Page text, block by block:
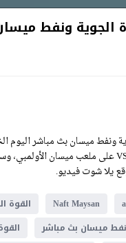
ميسان بث مباشر اليوم 28-5-
يلا شوت فيديو.
Naft Maysan القوة
ميسان بث مباشر